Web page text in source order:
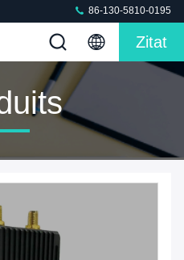
86-130-5810-0195
Zitat